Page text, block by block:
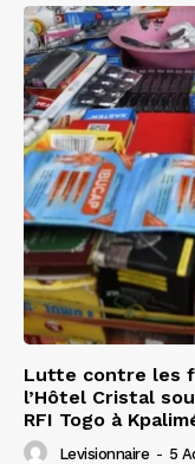
Lutte contre les
l’Hôtel Cristal
RFI Togo à
Levisionnaire - 5